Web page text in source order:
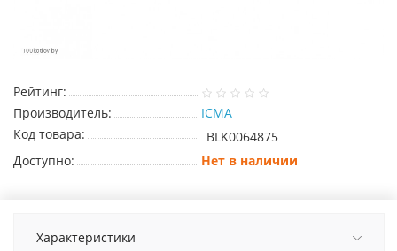
Рейтинг:
Производитель:
ICMA
Код товара:
BLK0064875
Доступно:
Нет в наличии
Характеристики